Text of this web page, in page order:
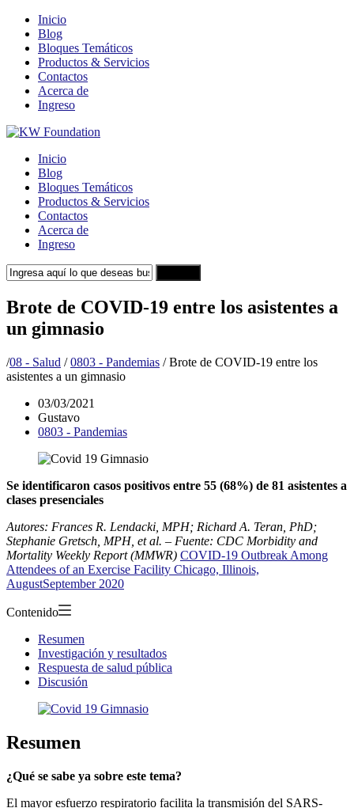
Inicio
Blog
Bloques Temáticos
Productos & Servicios
Contactos
Acerca de
Ingreso
Inicio
Blog
Bloques Temáticos
Productos & Servicios
Contactos
Acerca de
Ingreso
Brote de COVID-19 entre los asistentes a
un gimnasio
/08 - Salud / 0803 - Pandemias /Brote de COVID-19 entre los
asistentes a un gimnasio
03/03/2021
Gustavo
0803 - Pandemias
Se identificaron casos positivos entre 55 (68%) de 81 asistentes a
clases presenciales
Autores: Frances R. Lendacki, MPH; Richard A. Teran, PhD;
Stephanie Gretsch, MPH, et al. – Fuente: CDC Morbidity and
Mortality Weekly Report (MMWR) COVID-19 Outbreak Among
Attendees of an Exercise Facility Chicago, Illinois,
AugustSeptember 2020
Contenido
Resumen
Investigación y resultados
Respuesta de salud pública
Discusión
Resumen
¿Qué se sabe ya sobre este tema?
El mayor esfuerzo respiratorio facilita la transmisión del SARS-